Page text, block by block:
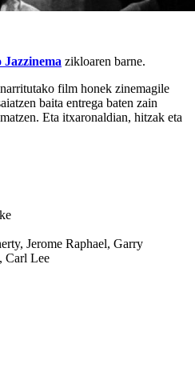
zikloaren barne.
film honek zinemagile
baita entrega baten zain
Eta itxaronaldian, hitzak eta
Jerome Raphael, Garry
Carl Lee